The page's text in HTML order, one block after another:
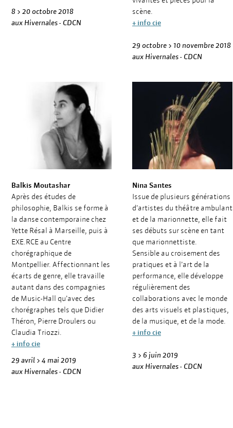
8 > 20 octobre 2018
aux Hivernales - CDCN
scène.
+ info cie
29 octobre > 10 novembre 2018
aux Hivernales - CDCN
Balkis Moutashar
Après des études de
philosophie, Balkis se forme à
la danse contemporaine chez
Yette Résal à Marseille, puis à
EXE.RCE au Centre
chorégraphique de
Montpellier. Affectionnant les
écarts de genre, elle travaille
autant dans des compagnies
de Music-Hall qu’avec des
chorégraphes tels que Didier
Théron, Pierre Droulers ou
Claudia Triozzi.
+ info cie
29 avril > 4 mai 2019
aux Hivernales - CDCN
Nina Santes
Issue de plusieurs générations
d’artistes du théâtre ambulant
et de la marionnette, elle fait
ses débuts sur scène en tant
que marionnettiste.
Sensible au croisement des
pratiques et à l’art de la
performance, elle dé­veloppe
régulièrement des
collaborations avec le monde
des arts visuels et plastiques,
de la musique, et de la mode.
+ info cie
3 > 6 juin 2019
aux Hivernales - CDCN